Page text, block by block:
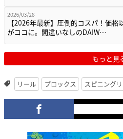
2026/03/28
【2026年最新】圧倒的コスパ！価格
がココに。間違いなしのDAIW…
もっと見
リール プロックス スピニング